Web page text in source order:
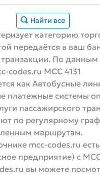
Найти все
категорию
передаётся в ваш
По данным
codes.ru MCC 4131
как Автобусные
платежные системы
пассажирского
по регулярному
маршрутам.
mcc-codes.ru
предприятие) с
вы можете